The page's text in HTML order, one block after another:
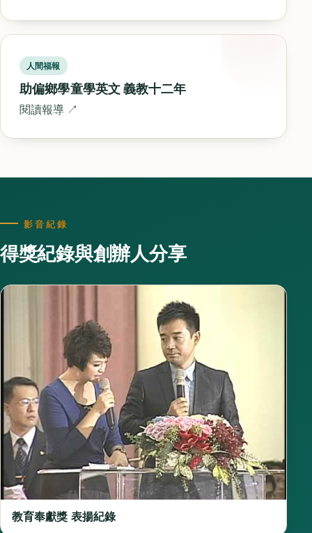
人間福報
助偏鄉學童學英文 義教十二年
閱讀報導 ↗
影音紀錄
得獎紀錄與創辦人分享
教育奉獻獎 表揚紀錄